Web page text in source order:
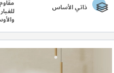
ذاتي الأساس